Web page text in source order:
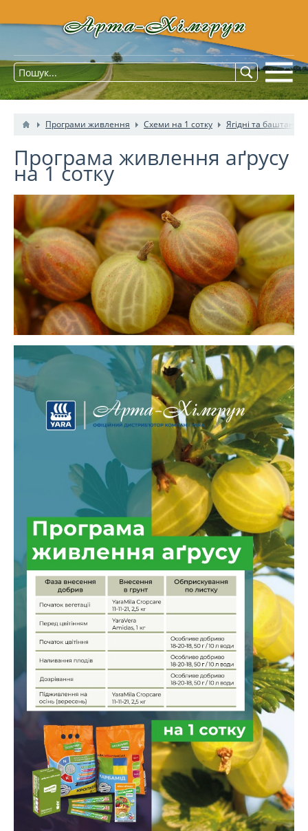
Програми живлення Схеми на 1 сотку Ягідні та баштанні
Програма живлення аґрусу
на 1 сотку